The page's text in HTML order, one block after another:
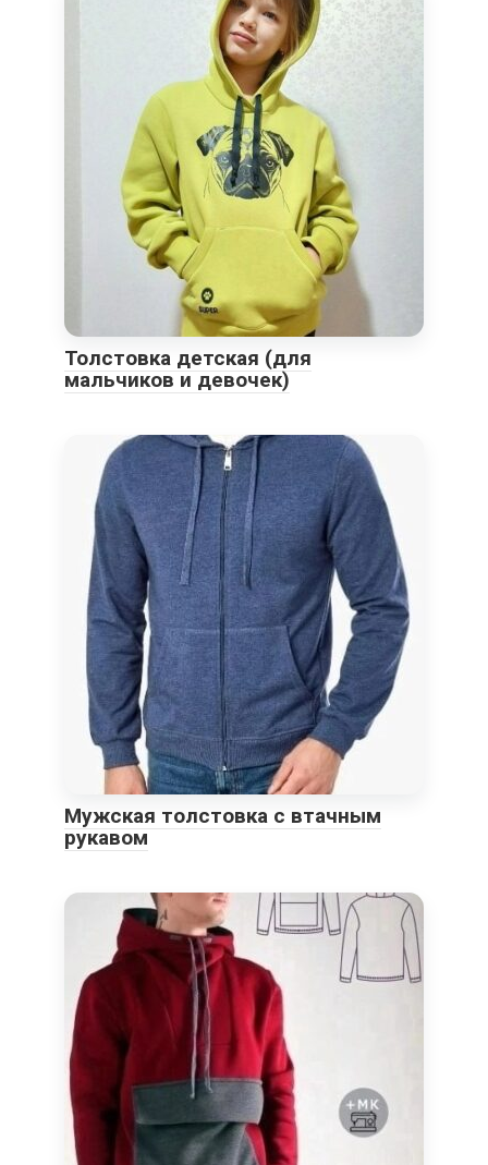
Толстовка детская (для
мальчиков и девочек)
Мужская толстовка с втачным
рукавом